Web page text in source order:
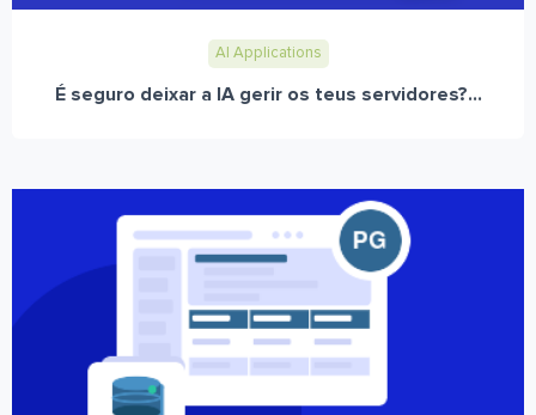
AI Applications
É seguro deixar a IA gerir os teus servidores?...